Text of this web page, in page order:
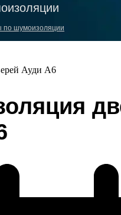
по шумоизоляции